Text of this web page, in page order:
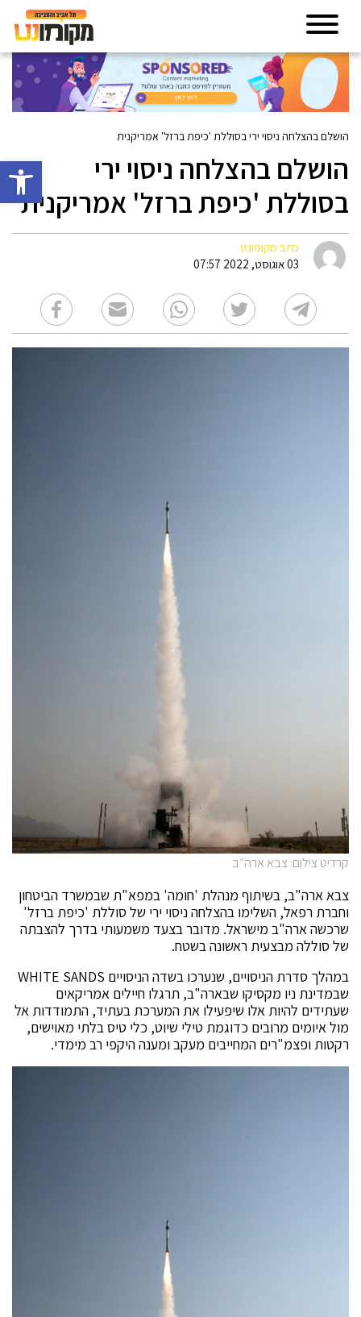
פתח
הושלם בהצלחה ניסוי ירי בסוללת 'כיפת ברזל' אמריקנית
הושלם בהצלחה ניסוי ירי
בסוללת 'כיפת ברזל' אמריקנית
כתב מקומונט
03 אוגוסט, 2022 07:57
קרדיט צילום: צבא ארה״ב
צבא ארה"ב, בשיתוף מנהלת 'חומה' במפא"ת שבמשרד הביטחון
וחברת רפאל, השלימו בהצלחה ניסוי ירי של סוללת 'כיפת ברזל'
שרכשה ארה"ב מישראל. מדובר בצעד משמעותי בדרך להצבתה
של סוללה מבצעית ראשונה בשטח.
במהלך סדרת הניסויים, שנערכו בשדה הניסויים WHITE SANDS
שבמדינת ניו מקסיקו שבארה"ב, תרגלו חיילים אמריקאים
שעתידים להיות אלו שיפעילו את המערכת בעתיד, התמודדות אל
מול איומים מרובים כדוגמת טילי שיוט, כלי טיס בלתי מאוישים,
רקטות ופצמ"רים המחייבים מעקב ומענה היקפי רב מימדי.